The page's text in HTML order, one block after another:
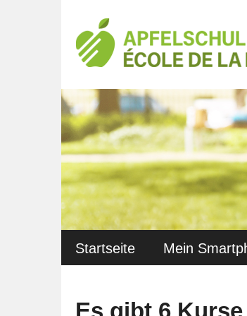
Startseite Mein
Es gibt 6